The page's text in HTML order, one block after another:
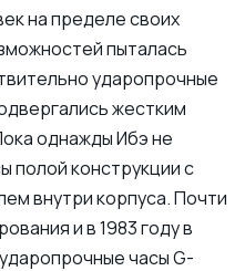
на пределе своих
пыталась
ударопрочные
жестким
однажды Ибэ не
полой конструкции с
внутри корпуса. Почти
и в 1983 году в
часы G-